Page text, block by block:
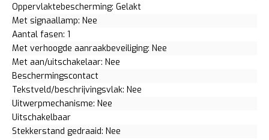
Oppervlaktebescherming: Gelakt
Met signaallamp: Nee
Aantal fasen: 1
Met verhoogde aanraakbeveiliging: Nee
Met aan/uitschakelaar: Nee
Beschermingscontact
Tekstveld/beschrijvingsvlak: Nee
Uitwerpmechanisme: Nee
Uitschakelbaar
Stekkerstand gedraaid: Nee